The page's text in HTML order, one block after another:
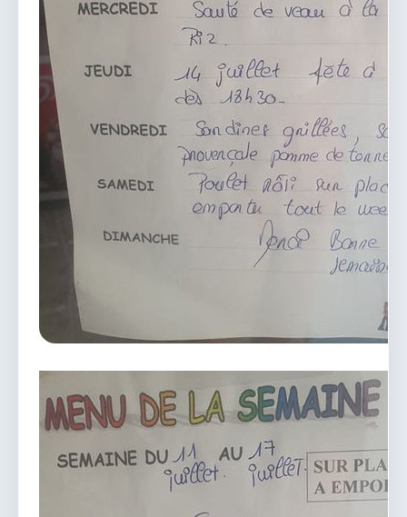
vous.
140 Place de la Babillière, 01500 Douvres
Contacter la mairie
Le guichet des associations
publier une annonce